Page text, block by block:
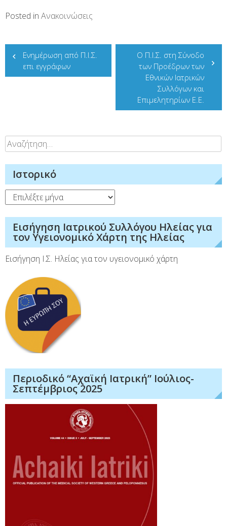
Posted in Ανακοινώσεις
Πλοήγηση
άρθρων
Ενημέρωση από Π.Ι.Σ.
επι εγγράφων
O Π.Ι.Σ. στη Σύνοδο
των Προέδρων των
Εθνικών Ιατρικών
Συλλόγων και
Επιμελητηρίων Ε.Ε.
Αναζήτηση
για:
Ιστορικό
Ιστορικό
Εισήγηση Ιατρικού Συλλόγου Ηλείας για
τον Υγειονομικό Χάρτη της Ηλείας
Εισήγηση Ι.Σ. Ηλείας για τον υγειονομικό χάρτη
Περιοδικό “Αχαϊκή Ιατρική” Ιούλιος-
Σεπτέμβριος 2025